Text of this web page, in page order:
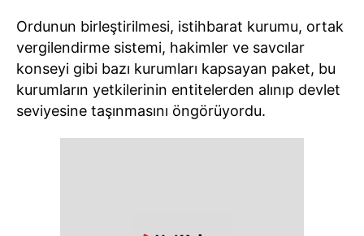
Ordunun birleştirilmesi, istihbarat kurumu, ortak
vergilendirme sistemi, hakimler ve savcılar
konseyi gibi bazı kurumları kapsayan paket, bu
kurumların yetkilerinin entitelerden alınıp devlet
seviyesine taşınmasını öngörüyordu.